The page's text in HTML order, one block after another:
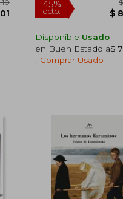
$ 49.10
$ 27.01
45%
dcto.
Disponible Usado
en Buen Estado a$
Comprar Usado